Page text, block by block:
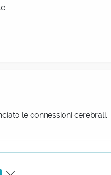
le connessioni cerebrali.